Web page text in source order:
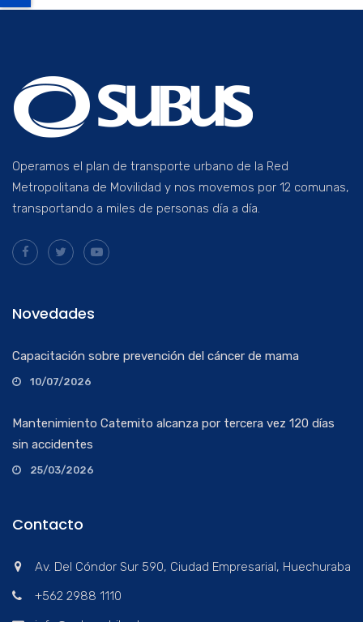
Operamos el plan de transporte urbano de la Red
Metropolitana de Movilidad y nos movemos por 12 comunas,
transportando a miles de personas día a día.
Novedades
Capacitación sobre prevención del cáncer de mama
10/07/2026
Mantenimiento Catemito alcanza por tercera vez 120 días
sin accidentes
25/03/2026
Contacto
Av. Del Cóndor Sur 590, Ciudad Empresarial, Huechuraba
+562 2988 1110